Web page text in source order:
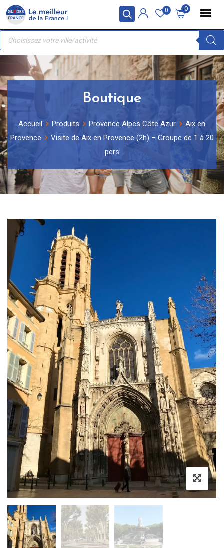
Panneau de gestion des cookies
Skip
content
0
0
Recherche
produits
Boutique
Accueil Produits Provence Alpes Côte Azur
Aix en
Provence
Visite de Aix en Provence (2h) – Groupe de 1 à 20
pers